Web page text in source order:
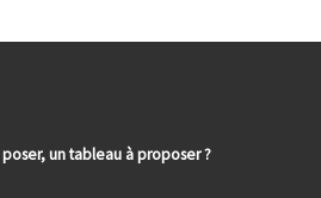
un tableau à proposer ?